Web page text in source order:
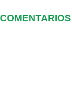
COMENTARIOS